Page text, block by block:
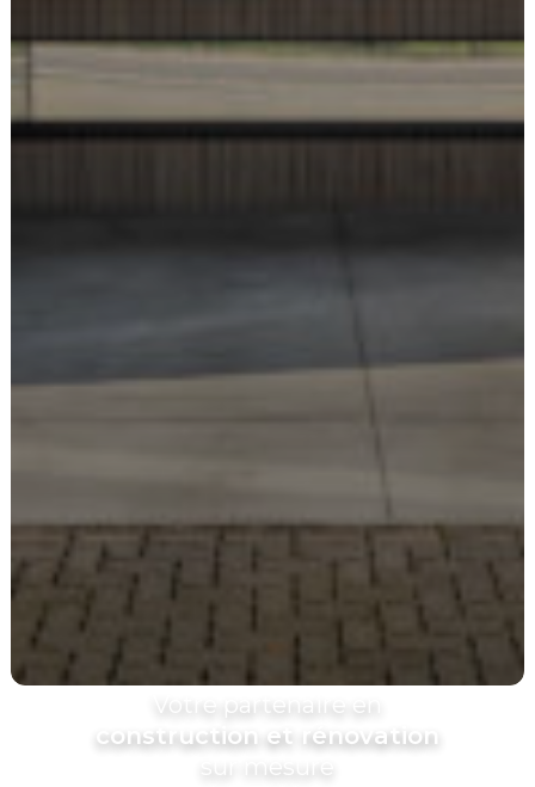
Votre partenaire en
construction et rénovation
sur mesure